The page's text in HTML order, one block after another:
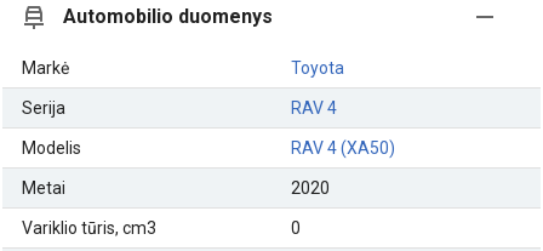
Automobilio duomenys
Markė Toyota
Serija RAV 4
Modelis RAV 4 (XA50)
Metai 2020
Variklio tūris, cm3 0